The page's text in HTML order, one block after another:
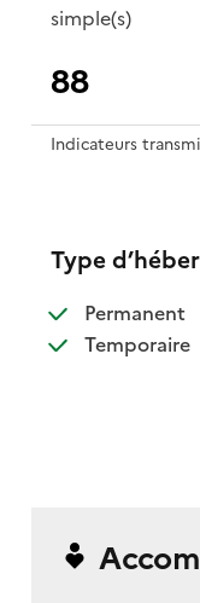
simple(s)
88
Indicateurs
Type
Permanent
:
Temporaire
: